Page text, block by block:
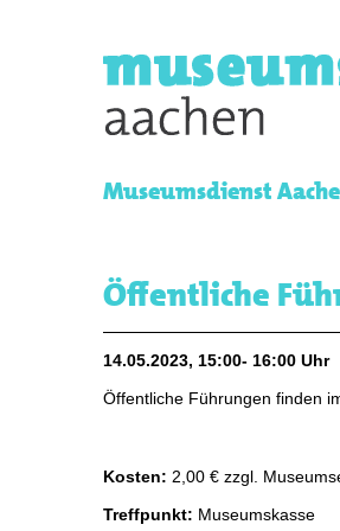
Museumsdienst
Öffentliche
14.05.2023, 15:00- 16:00 Uhr
Öffentliche Führungen finden
Kosten: 2,00 € zzgl.
Treffpunkt: Museumskasse